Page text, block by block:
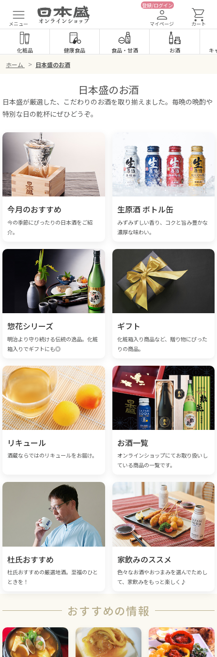
メニュー
登録/ログイン
マイページ カート
化粧品 健康食品 食品・ 甘酒 お酒 キ
ホーム > 日本盛のお酒
日本盛のお酒
日本盛が厳選した、こだわりのお酒を取り揃えました。毎晩の晩酌や
特別な日の乾杯にぜひどうぞ。
今月のおすすめ
今の季節にぴったりの日本酒をご紹
介。
生原酒 ボトル缶
みずみずしい香り、コクと旨み豊かな
濃厚な味わい。
惣花シリーズ
明治より守り続ける伝統の逸品。化粧
箱入りでギフトにも◎
ギフト
化粧箱入り商品など、贈り物にぴった
りの商品。
リキュール
酒蔵ならではのリキュールをお届け。
お酒一覧
オンラインショップにてお取り扱いし
ている商品の一覧です。
杜氏おすすめ
杜氏おすすめの厳選地酒。至福のひと
ときを！
家飲みのススメ
色々なお酒やおつまみを選んでためし
て、家飲みをもっと楽しく♪
おすすめの情報